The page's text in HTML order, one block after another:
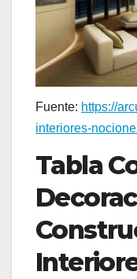
Fuente: https://
interiores-
Tabla